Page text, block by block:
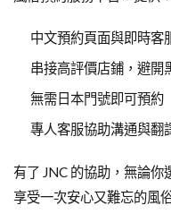
中文預約頁面與即時客
串接高評價店鋪，避開
無需日本門號即可預約
專人客服協助溝通與翻
有了 JNC 的協助，無論
享受一次安心又難忘的風